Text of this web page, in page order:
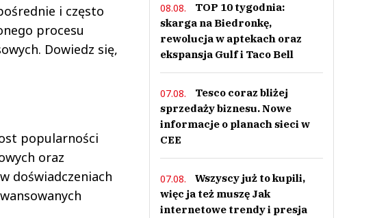
i często
procesu
Dowiedz się,
popularności
oraz
doświadczeniach
08.08.
TOP 10 tygodnia:
skarga na Biedronkę,
rewolucja w aptekach oraz
ekspansja Gulf i Taco Bell
07.08.
Tesco coraz bliżej
sprzedaży biznesu. Nowe
informacje o planach sieci w
CEE
07.08.
Wszyscy już to kupili,
więc ja też muszę Jak
internetowe trendy i presja